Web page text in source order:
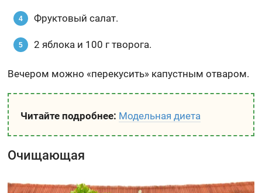
Фруктовый салат.
2 яблока и 100 г творога.
Вечером можно «перекусить» капустным отваром.
Читайте подробнее: Модельная диета
Очищающая